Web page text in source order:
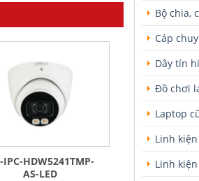
IPC-HDW5241TMP-
AS-LED
Bộ chia,
Cáp
Dây tín
Đồ chơi
Laptop
Linh
Linh kiện